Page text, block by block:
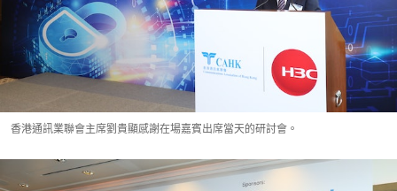
香港通訊業聯會主席劉貴顯感謝在場嘉賓出席當天的研討會。